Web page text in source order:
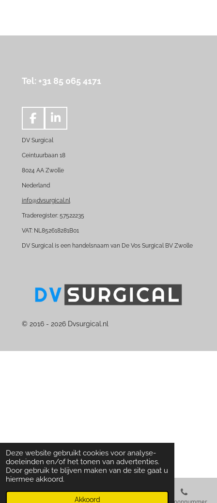
Deze website gebruikt cookies voor analyse-
doeleinden en/of het tonen van advertenties.
Door gebruik te blijven maken van de site gaat u
hiermee akkoord.
Akkoord
Tel: +31 85 065 4171
F
c
e
o
k
L
n
k
n
DV Surgical
Ceintuurbaan 18
8024 AA Zwolle
Nederland
info@dvsurgical.nl
Traderegister: 57522235
VAT: NL852618281B01
DV Surgical is een handelsnaam van De Vos Surgical BV Zwolle
© 2016 - 2026 Dvsurgical.nl